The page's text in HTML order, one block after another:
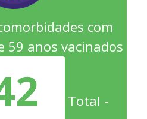
com
59 anos vacinados
Total -